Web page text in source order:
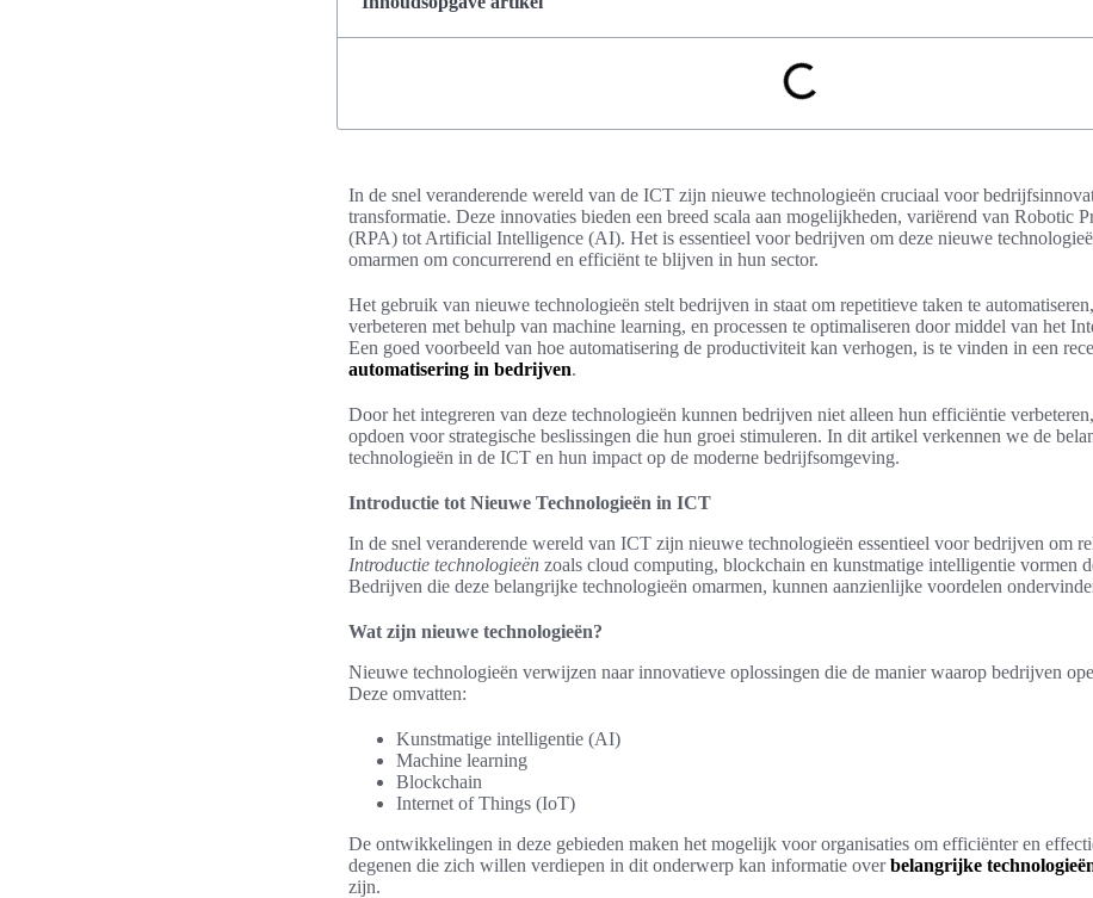
In de snel veranderende wereld van de ICT zijn nieuwe technologieën cruciaal voor
transformatie. Deze innovaties bieden een breed scala aan mogelijkheden, variërend van Robotic
(RPA) tot Artificial Intelligence (AI). Het is essentieel voor bedrijven om deze nieuwe
omarmen om concurrerend en efficiënt te blijven in hun sector.
Het gebruik van nieuwe technologieën stelt bedrijven in staat om repetitieve taken te
verbeteren met behulp van machine learning, en processen te optimaliseren door middel van het
Een goed voorbeeld van hoe automatisering de productiviteit kan verhogen, is te vinden in een
automatisering in bedrijven.
Door het integreren van deze technologieën kunnen bedrijven niet alleen hun efficiëntie
opdoen voor strategische beslissingen die hun groei stimuleren. In dit artikel verkennen we de
technologieën in de ICT en hun impact op de moderne bedrijfsomgeving.
Introductie tot Nieuwe Technologieën in ICT
In de snel veranderende wereld van ICT zijn nieuwe technologieën essentieel voor bedrijven om
Introductie technologieën zoals cloud computing, blockchain en kunstmatige intelligentie vormen
Bedrijven die deze belangrijke technologieën omarmen, kunnen aanzienlijke voordelen
Wat zijn nieuwe technologieën?
Nieuwe technologieën verwijzen naar innovatieve oplossingen die de manier waarop bedrijven
Deze omvatten:
Kunstmatige intelligentie (AI)
Machine learning
Blockchain
Internet of Things (IoT)
De ontwikkelingen in deze gebieden maken het mogelijk voor organisaties om efficiënter en
degenen die zich willen verdiepen in dit onderwerp kan informatie overbelangrijke
zijn.